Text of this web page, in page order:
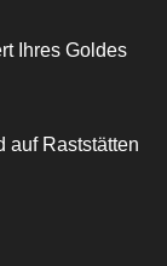
Ihres Goldes
auf Raststätten